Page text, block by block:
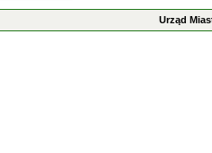
Urząd